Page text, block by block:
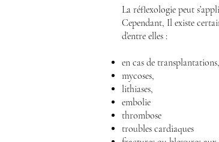
La réflexologie peut
Cependant, Il existe
d’entre elles :
en cas de
embolie
thrombose
troubles cardiaques